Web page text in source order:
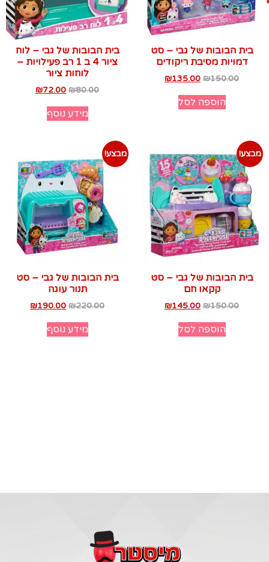
בית הבובות של גבי – סט
דמויות מסיבת ריקודים
₪150.00
₪135.00
הוספה לסל
בית הבובות של גבי – לוח
ציור 4 ב 1 רב פעילויות –
לוחות ציור
₪80.00
₪72.00
מידע נוסף
מבצע!
בית הבובות של גבי – סט
קקאו חם
₪150.00
₪145.00
הוספה לסל
מבצע!
בית הבובות של גבי – סט
תנור עוגה
₪220.00
₪190.00
מידע נוסף